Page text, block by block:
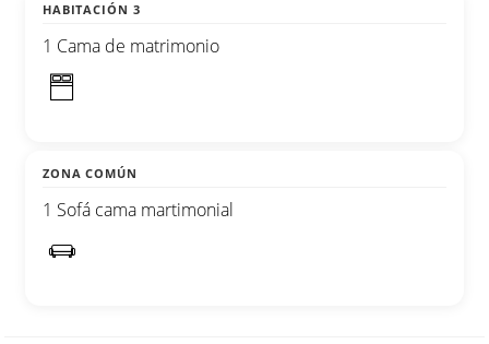
HABITACIÓN 3
1 Cama de matrimonio
ZONA COMÚN
1 Sofá cama martimonial